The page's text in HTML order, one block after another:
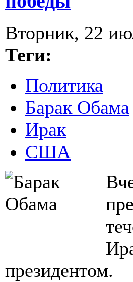
Вторник, 22
Теги:
Политика
Барак Обама
Ирак
США
президентом.